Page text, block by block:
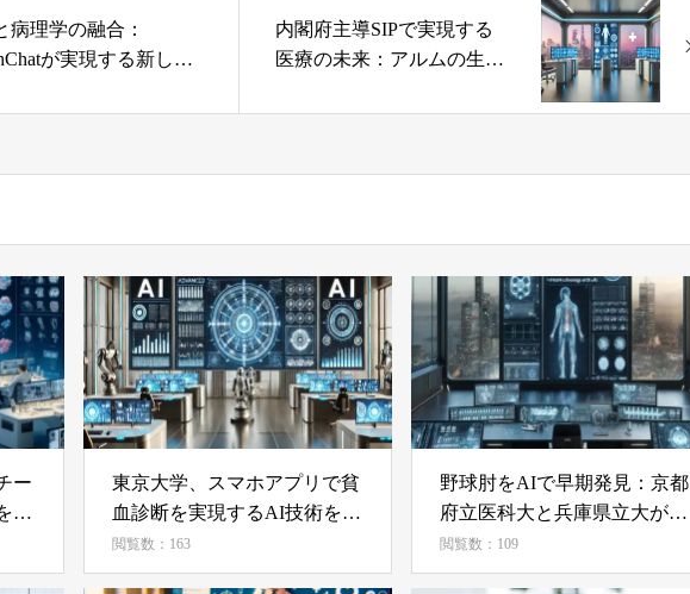
病理学の融合：
が実現する新しい
内閣府主導SIPで実現する
医療の未来：アルムの生成
ー
自
医
東京大学、スマホアプリで貧
血診断を実現するAI技術を開
発
閲覧数：163
野球肘をAIで早期発見：京都
府立医科大と兵庫県立大が新
技術を開発
閲覧数：109